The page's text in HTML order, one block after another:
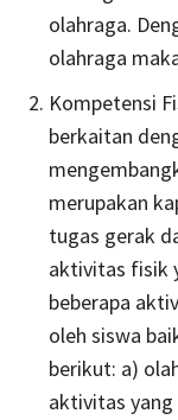
olahraga.
olahraga
Kompetensi
berkaitan
merupakan
tugas gerak
aktivitas fisik
beberapa
oleh siswa
berikut: a)
aktivitas